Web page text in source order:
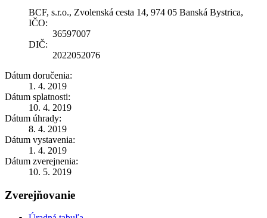
BCF, s.r.o., Zvolenská cesta 14, 974 05 Banská Bystrica,
IČO:
36597007
DIČ:
2022052076
Dátum doručenia:
1. 4. 2019
Dátum splatnosti:
10. 4. 2019
Dátum úhrady:
8. 4. 2019
Dátum vystavenia:
1. 4. 2019
Dátum zverejnenia:
10. 5. 2019
Zverejňovanie